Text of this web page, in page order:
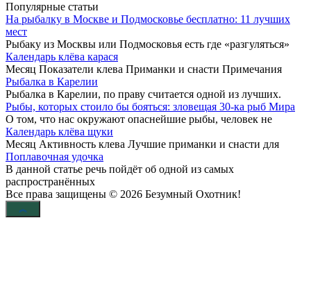
Популярные статьи
На рыбалку в Москве и Подмосковье бесплатно: 11 лучших
мест
Рыбаку из Москвы или Подмосковья есть где «разгуляться»
Календарь клёва карася
Месяц Показатели клева Приманки и снасти Примечания
Рыбалка в Карелии
Рыбалка в Карелии, по праву считается одной из лучших.
Рыбы, которых стоило бы бояться: зловещая 30-ка рыб Мира
О том, что нас окружают опаснейшие рыбы, человек не
Календарь клёва щуки
Месяц Активность клева Лучшие приманки и снасти для
Поплавочная удочка
В данной статье речь пойдёт об одной из самых
распространённых
Все права защищены © 2026 Безумный Охотник!